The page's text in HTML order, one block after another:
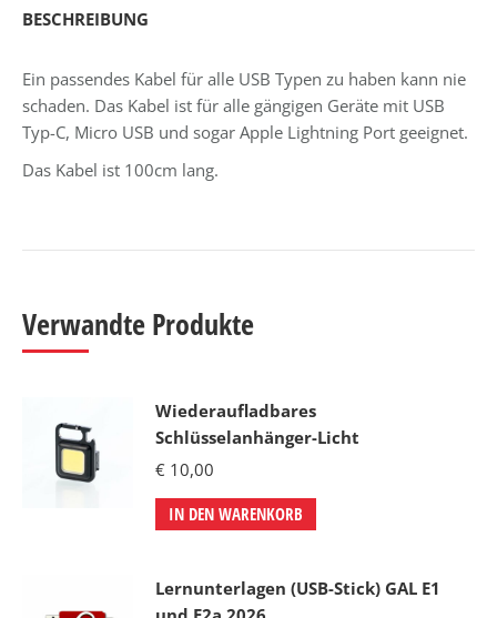
BESCHREIBUNG
Ein passendes Kabel für alle USB Typen zu haben kann nie
schaden. Das Kabel ist für alle gängigen Geräte mit USB
Typ-C, Micro USB und sogar Apple Lightning Port geeignet.
Das Kabel ist 100cm lang.
Verwandte Produkte
Wiederaufladbares
Schlüsselanhänger-Licht
€ 10,00
IN DEN WARENKORB
Lernunterlagen (USB-Stick) GAL E1